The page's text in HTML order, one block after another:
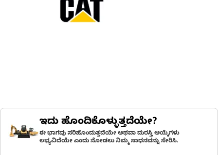
ಇದು ಹೊಂದಿಕೊಳ್ಳುತ್ತದೆಯೇ?
ಈ ಭಾಗವು ಸರಿಹೊಂದುತ್ತದೆಯೇ ಅಥವಾ ದುರಸ್ತಿ ಆಯ್ಕೆಗಳು
ಲಭ್ಯವಿದೆಯೇ ಎಂದು ನೋಡಲು ನಿಮ್ಮ ಸಾಧನವನ್ನು ಸೇರಿಸಿ.